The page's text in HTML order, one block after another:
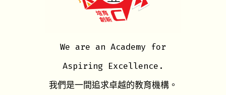
We are an Academy for
Aspiring Excellence.
我們是一間追求卓越的教育機構。